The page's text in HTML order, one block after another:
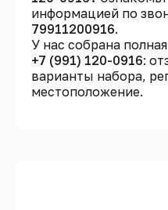
информацией по
79911200916.
У нас собрана
+7 (991) 120-0916:
варианты набора,
местоположение.